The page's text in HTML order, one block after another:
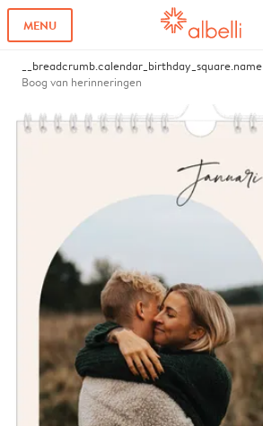
MENU
__breadcrumb.calendar_birthday_square.name
Boog van herinneringen